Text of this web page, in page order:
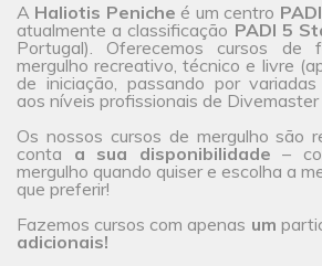
A Haliotis Peniche é um centro PADI
atualmente a classificação PADI 5
Portugal). Oferecemos cursos de
mergulho recreativo, técnico e livre
de iniciação, passando por
aos níveis profissionais de
Os nossos cursos de mergulho são
conta a sua disponibilidade –
mergulho quando quiser e escolha a
que preferir!
Fazemos cursos com apenas um
adicionais!